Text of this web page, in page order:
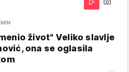
život" Veliko slavlje
ona se oglasila